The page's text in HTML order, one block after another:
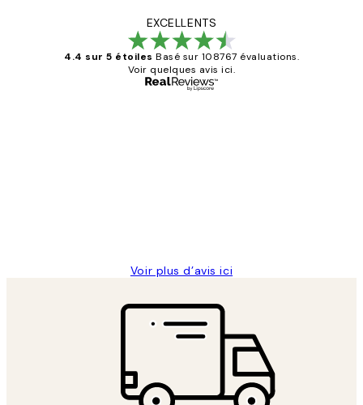
EXCELLENTS
4.4 sur 5 étoiles Basé sur 108767 évaluations.
Voir quelques avis ici.
Voir plus d’avis ici